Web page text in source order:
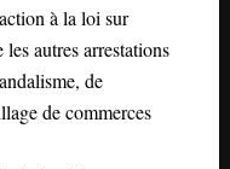
à la loi sur
autres arrestations
de
de commerces